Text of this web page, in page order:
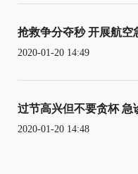
抢救争分夺秒 开展航空
2020-01-20 14:49
过节高兴但不要贪杯 急
2020-01-20 14:48